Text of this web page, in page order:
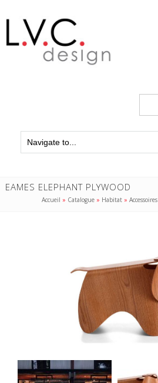
EAMES ELEPHANT PLYWOOD
Accueil » Catalogue » Habitat »Accessoires